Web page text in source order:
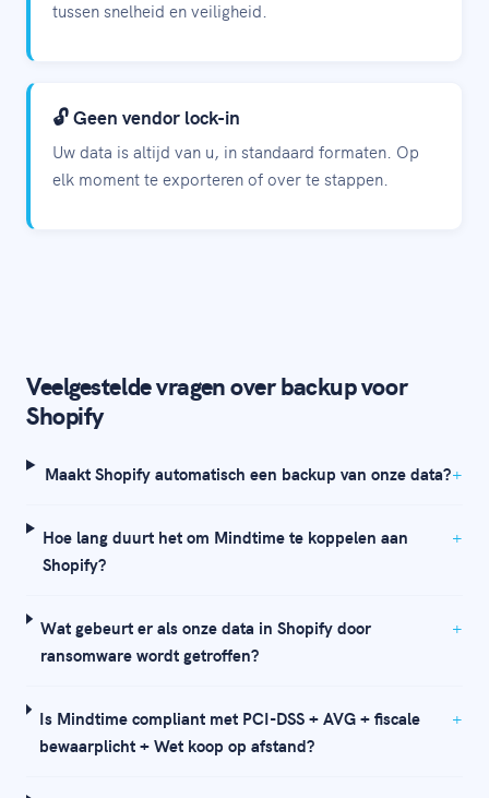
tussen snelheid en veiligheid.
🔓 Geen vendor lock-in
Uw data is altijd van u, in standaard formaten. Op
elk moment te exporteren of over te stappen.
Veelgestelde vragen over backup voor
Shopify
Maakt Shopify automatisch een backup van onze data?
Hoe lang duurt het om Mindtime te koppelen aan
Shopify?
Wat gebeurt er als onze data in Shopify door
ransomware wordt getroffen?
Is Mindtime compliant met PCI-DSS + AVG + fiscale
bewaarplicht + Wet koop op afstand?